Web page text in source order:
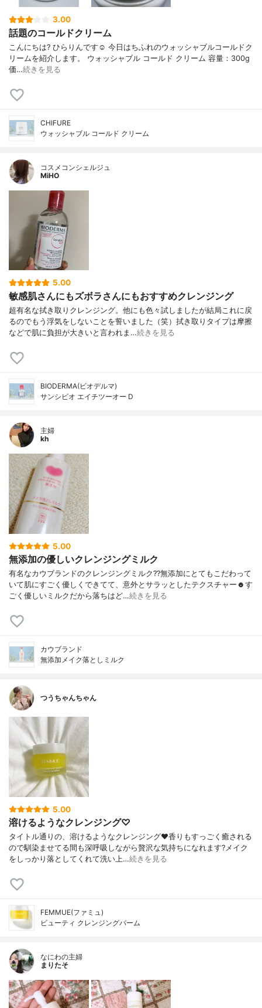
3.00
話題のコールドクリーム
こんにちは? ひらりんです☺️ 今日はちふれのウォッシャブルコールドク
リームを紹介します。 ウォッシャブル コールド クリーム 容量：300g
価…続きを見る
CHIFURE
ウォッシャブル コールド クリーム
コスメコンシェルジュ
MiHO
5.00
敏感肌さんにもズボラさんにもおすすめクレンジング
超有名な拭き取りクレンジング。他にも色々試しましたが結局これに戻
るのでもう浮気をしないことを誓いました（笑）拭き取りタイプは摩擦
などで肌に負担が大きいと言われま…続きを見る
BIODERMA(ビオデルマ)
サンシビオ エイチツーオー D
主婦
kh
5.00
無添加の優しいクレンジングミルク
有名なカウブランドのクレンジングミルク??無添加にとてもこだわって
いて肌にすごく優しくできてて、意外とサラッとしたテクスチャー☻す
ごく優しいミルクだから落ちはど…続きを見る
カウブランド
無添加メイク落としミルク
つうちゃんちゃん
5.00
溶けるようなクレンジング♡
タイトル通りの、溶けるようなクレンジング❤️香りもすっごく癒される
ので馴染ませてる間も深呼吸しながら贅沢な気持ちになれます?メイク
をしっかり落としてくれて洗い上…続きを見る
FEMMUE(ファミュ)
ビューティ クレンジングバーム
なにわの主婦
まりたそ